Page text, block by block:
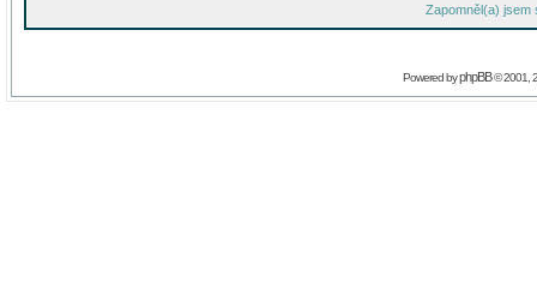
Zapomněl(a) jsem
Powered byphpBB© 2001,